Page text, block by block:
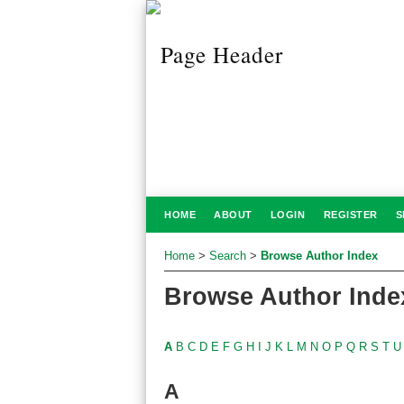
HOME ABOUT LOGIN REGISTER
Home > Search > Browse Author Index
Browse Author
A B C D E F G H J K M N O P Q R S T U
A